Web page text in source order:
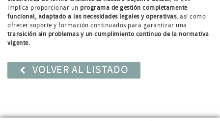
implica proporcionar un programa de gestión completamente
funcional, adaptado a las necesidades legales y operativas, así como
ofrecer soporte y formación continuados para garantizar una
transición sin problemas y un cumplimiento continuo de la normativa
vigente.
VOLVER AL LISTADO